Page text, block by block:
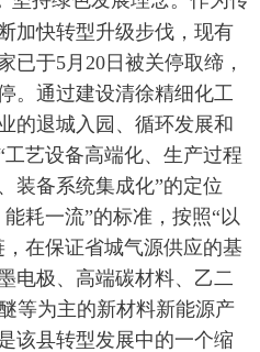
加快转型升级步伐，现有
已于5月20日被关停取缔，
。通过建设清徐精细化工
的退城入园、循环发展和
艺设备高端化、生产过程
装备系统集成化”的定位
耗一流”的标准，按照“以
在保证省城气源供应的基
电极、高端碳材料、乙二
等为主的新材料新能源产
该县转型发展中的一个缩